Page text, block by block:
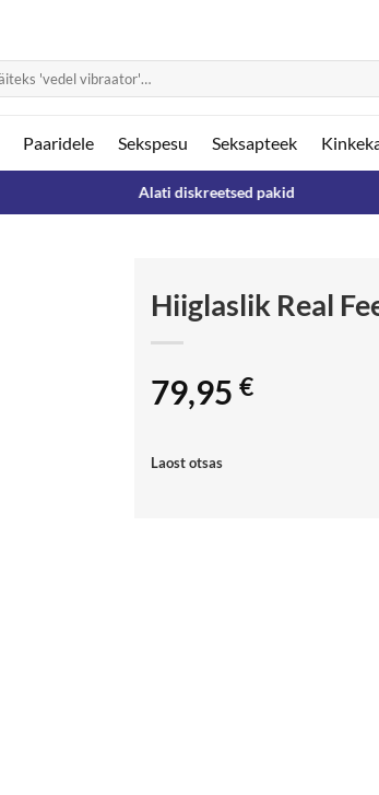
Paaridele Sekspesu Seksapteek
Alati diskreetsed pakid
Hiiglaslik Real
79,95 €
Laost otsas